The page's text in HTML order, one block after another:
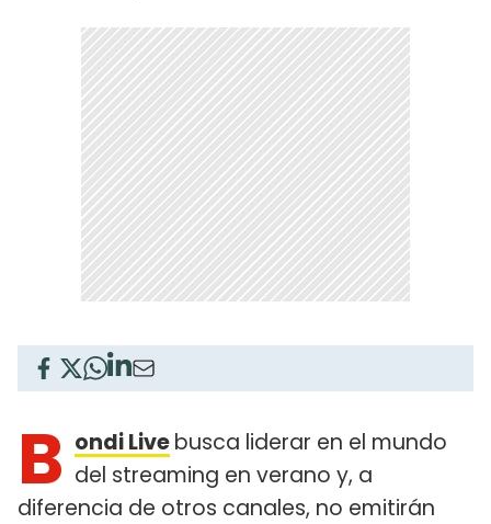
B ondi Livebusca liderar en el mundo
del streaming en verano y, a
diferencia de otros canales, no emitirán